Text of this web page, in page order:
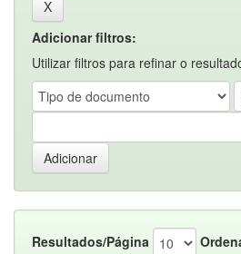
Adicionar filtros:
Utilizar filtros para refinar o
Resultados/Página